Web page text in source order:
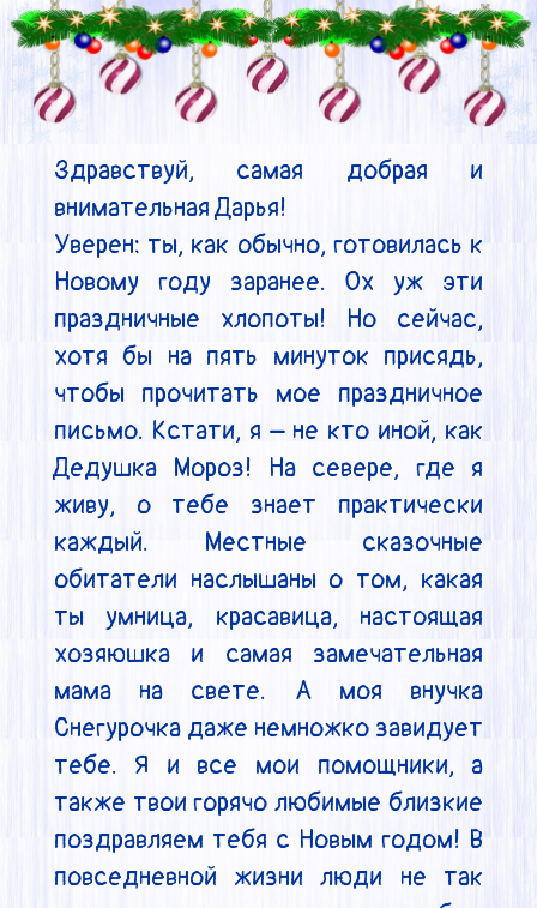
Здравствуй, самая добрая и
внимательная Дарья!
Уверен: ты, как обычно, готовилась к
Новому году заранее. Ох уж эти
праздничные хлопоты! Но сейчас,
хотя бы на пять минуток присядь,
чтобы прочитать мое праздничное
письмо. Кстати, я – не кто иной, как
Дедушка Мороз! На севере, где я
живу, о тебе знает практически
каждый. Местные сказочные
обитатели наслышаны о том, какая
ты умница, красавица, настоящая
хозяюшка и самая замечательная
мама на свете. А моя внучка
Снегурочка даже немножко завидует
тебе. Я и все мои помощники, а
также твои горячо любимые близкие
поздравляем тебя с Новым годом! В
повседневной жизни люди не так